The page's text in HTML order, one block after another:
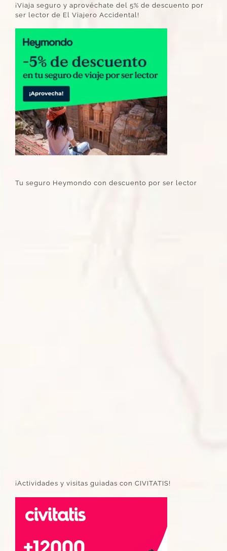
¡Viaja seguro y aprovéchate del 5% de descuento por
ser lector de El Viajero Accidental!
Tu seguro Heymondo con descuento por ser lector
¡Actividades y visitas guiadas con CIVITATIS!